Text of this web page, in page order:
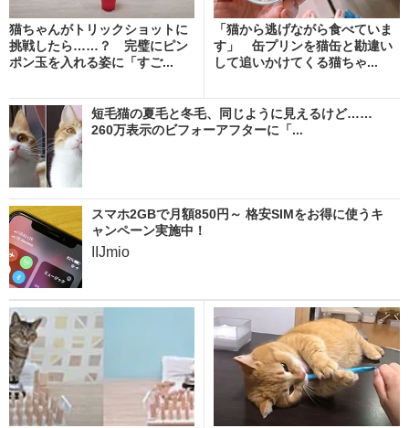
猫ちゃんがトリックショットに
挑戦したら……？ 完璧にピン
ポン玉を入れる姿に「すご...
「猫から逃げながら食べていま
す」 缶プリンを猫缶と勘違い
して追いかけてくる猫ちゃ...
短毛猫の夏毛と冬毛、同じように見えるけど……
260万表示のビフォーアフターに「...
スマホ2GBで月額850円～ 格安SIMをお得に使うキ
ャンペーン実施中！
IIJmio